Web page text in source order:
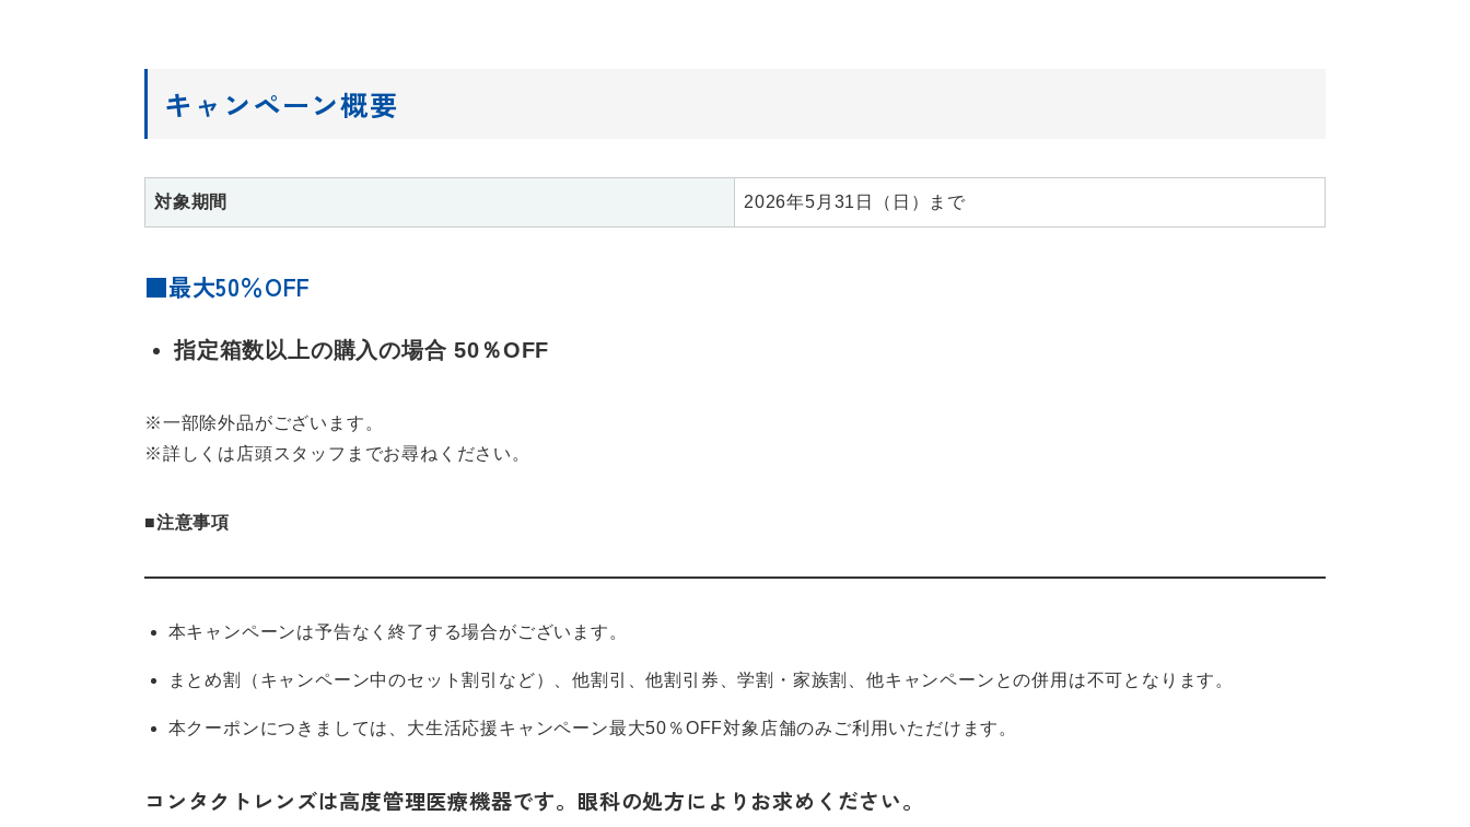
キャンペーン概要
対象期間 2026年5月31日（日）まで
■最大50％OFF
指定箱数以上の購入の場合 50％OFF
※一部除外品がございます。
※詳しくは店頭スタッフまでお尋ねください。
■注意事項
本キャンペーンは予告なく終了する場合がございます。
まとめ割（キャンペーン中のセット割引など）、他割引、他割引券、学割・家族割、他キャンペーンとの併用は不可となります。
本クーポンにつきましては、大生活応援キャンペーン最大50％OFF対象店舗のみご利用いただけます。
コンタクトレンズは高度管理医療機器です。眼科の処方によりお求めください。